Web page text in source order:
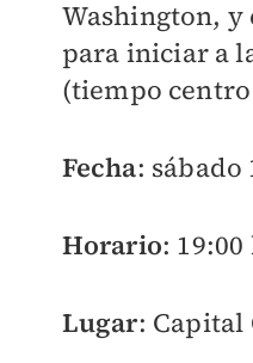
Washington, y
para iniciar a
(tiempo
Fecha:
Horario:
Lugar: Capital